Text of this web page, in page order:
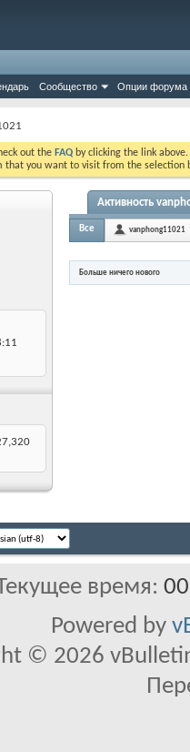
Сообщество Опции форума
out the FAQ by clicking the link
that you want to visit from the selection
Активность
Все vanphong11021
Больше ничего нового
время:
Powered by
© 2026